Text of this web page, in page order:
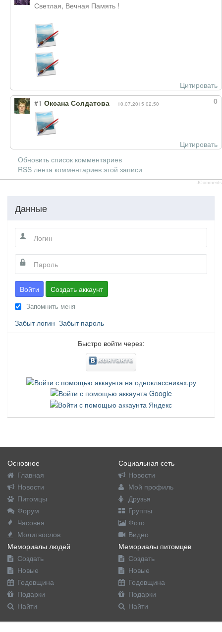
Светлая, Вечная Память !
Цитировать
0
#1 Оксана Солдатова 10.07.2015 02:50
Цитировать
Обновить список комментариев
RSS лента комментариев этой записи
JComments
Данные
Войти Создать аккаунт
Запомнить меня
Забыт логин Забыт пароль
Быстро войти через:
Основное
Главная
Новости
Питомцы
Форум
Часовня
Молитвослов
Социальная сеть
Новости
Мой профиль
Друзья
Группы
Фото
Видео
Мемориалы людей
Создать
Новые
Годовщина
Подарки
Найти
Мемориалы питомцев
Создать
Новые
Годовщина
Подарки
Найти